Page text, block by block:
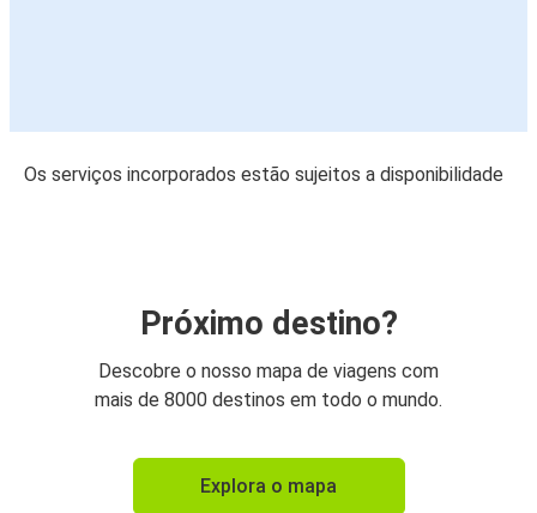
Os serviços incorporados estão sujeitos a disponibilidade
Próximo destino?
Descobre o nosso mapa de viagens com
mais de 8000 destinos em todo o mundo.
Explora o mapa